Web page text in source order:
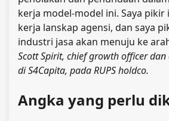
kerja model-model ini. Saya pikir
kerja lanskap agensi, dan saya
industri jasa akan menuju ke
Scott Spirit, chief growth officer
di S4Capita, pada RUPS holdco.
Angka yang perlu